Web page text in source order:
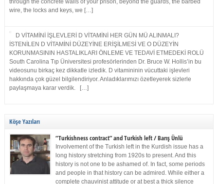
through the concrete walls of your prison, beyond the guards, the barbed
wire, the locks and keys, we […]
D VİTAMİNİ İŞLEVLERİ D VİTAMİNİ HER GÜN MÜ ALINMALI?
İSTENİLEN D VİTAMİNİ DÜZEYİNE ERİŞİLMESİ VE O DÜZEYİN
KORUNMASININ HASTALIKLARI ÖNLEME VE TEDAVİ ETMEDEKİ ROLÜ
South Carolina Tıp Üniversitesi profesörlerinden Dr. Bruce W. Hollis’in bu
videosunu birkaç kez dikkatle izledik. D vitamininin vücuttaki işlevleri
hakkında çok güzel bilgilendiriyor. Anladıklarımızı özetleyerek sizlerle
paylaşmaya karar verdik. […]
Köşe Yazıları
“Turkishness contract” and Turkish left / Barış Ünlü
Involvement of the Turkish left in the Kurdish issue has a
long history stretching from 1920s to present. And this
history is not one to be ashamed of. In fact, some periods
and people in that history can be admired. While either a
complete chauvinist attitude or at best a thick silence